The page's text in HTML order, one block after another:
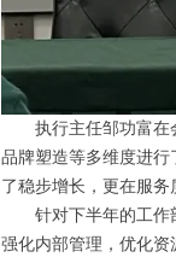
执行主任邹功富在
品牌塑造等多维度进
了稳步增长，更在服务
针对下半年的工作
强化内部管理，优化